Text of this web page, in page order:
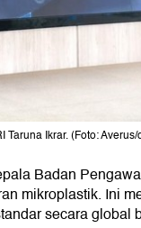
Taruna Ikrar. (Foto:
Badan
mikroplastik. Ini
secara global